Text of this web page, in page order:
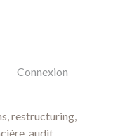
Connexion
restructuring,
audit